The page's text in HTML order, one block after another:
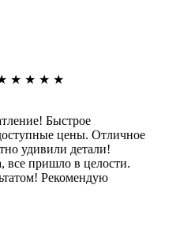
★ ★ ★ ★
Быстрое
цены. Отличное
удивили детали!
все пришло в целости.
Рекомендую